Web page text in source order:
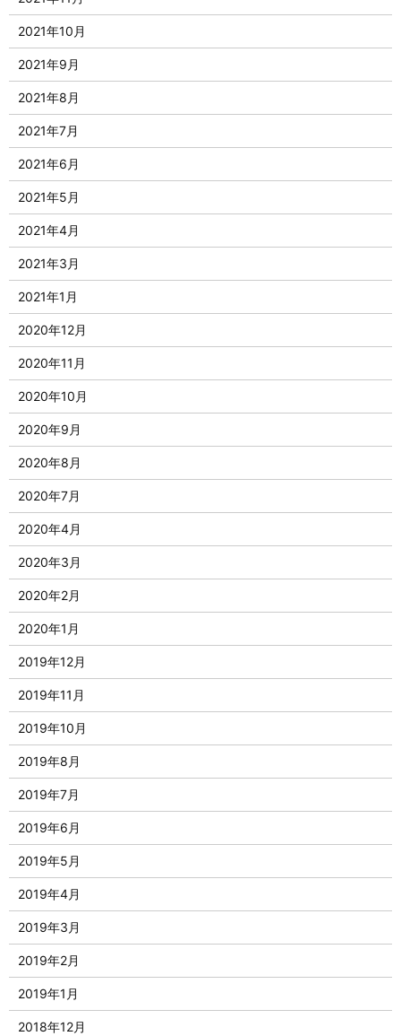
2021年10月
2021年9月
2021年8月
2021年7月
2021年6月
2021年5月
2021年4月
2021年3月
2021年1月
2020年12月
2020年11月
2020年10月
2020年9月
2020年8月
2020年7月
2020年4月
2020年3月
2020年2月
2020年1月
2019年12月
2019年11月
2019年10月
2019年8月
2019年7月
2019年6月
2019年5月
2019年4月
2019年3月
2019年2月
2019年1月
2018年12月